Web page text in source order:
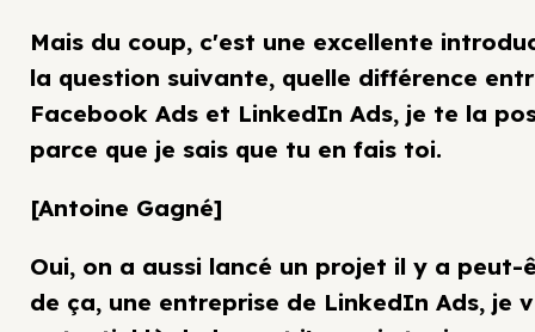
Mais du coup, c'est une excellente
la question suivante, quelle différence
Facebook Ads et LinkedIn Ads, je te la
parce que je sais que tu en fais toi.
[Antoine Gagné]
Oui, on a aussi lancé un projet il y a peut-
de ça, une entreprise de LinkedIn Ads, je